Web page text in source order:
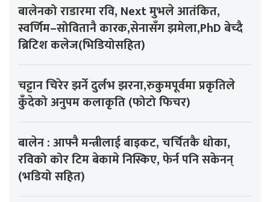
बालेनको राडारमा रवि, Next मुभले आतंकित,
स्वर्णिम–सोवितानै कारक,सेनासँग झमेला,PhD बेच्दै
ब्रिटिश कलेज(भिडियोसहित)
चट्टान चिरेर झर्ने दुर्लभ झरना,रुकुमपूर्वमा प्रकृतिले
कुँदेको अनुपम कलाकृति (फोटो फिचर)
बालेन : आफ्नै मन्त्रीलाई बाइकट, चर्चितकै धोका,
रविको कोर टिम बेकामे निस्किए, फेर्न पनि सकेनन्
(भडियो सहित)